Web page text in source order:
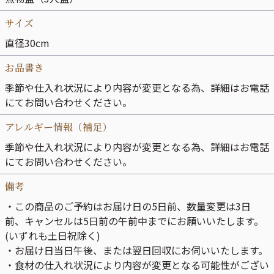
サイズ
直径30cm
お品書き
季節や仕入れ状況により内容が変更となる為、詳細はお電話
にてお問い合わせください。
アレルギー情報（補足）
季節や仕入れ状況により内容が変更となる為、詳細はお電話
にてお問い合わせください。
備考
・この商品のご予約はお届け日の5日前、数量変更は3日
前、キャンセルは5日前の午前中までにお願いいたします。
(いずれも土日祝除く)
・お届け日当日午後、または翌日回収にお伺いいたします。
・食材の仕入れ状況により内容が変更となる可能性がござい